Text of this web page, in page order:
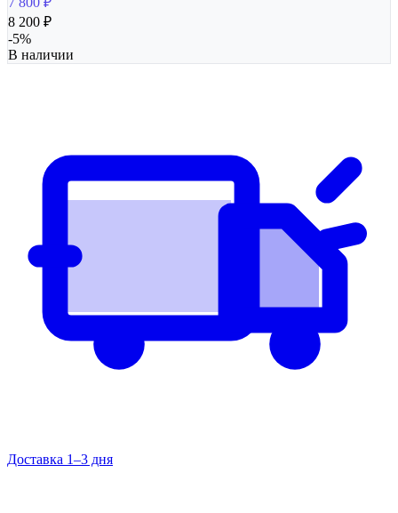
8 200 ₽
-5%
В наличии
Доставка 1–3 дня